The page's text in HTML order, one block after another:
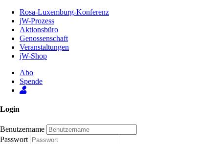
Inhalt
Seite
Rosa-Luxemburg-Konferenz
jW-Prozess
Aktionsbüro
Genossenschaft
Veranstaltungen
jW-Shop
Abo
Spende
Login
Benutzername
Passwort